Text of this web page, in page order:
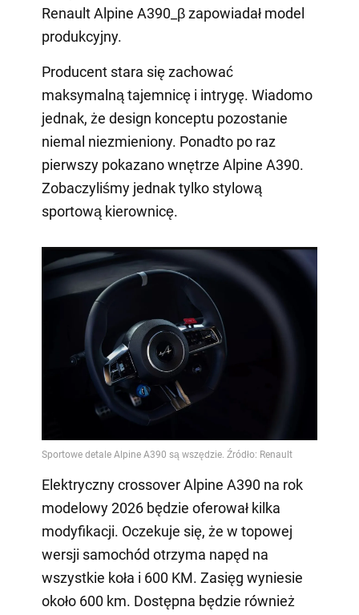
Renault Alpine A390_β zapowiadał model
produkcyjny.
Producent stara się zachować
maksymalną tajemnicę i intrygę. Wiadomo
jednak, że design konceptu pozostanie
niemal niezmieniony. Ponadto po raz
pierwszy pokazano wnętrze Alpine A390.
Zobaczyliśmy jednak tylko stylową
sportową kierownicę.
Elektryczny crossover Alpine A390 na rok
modelowy 2026 będzie oferował kilka
modyfikacji. Oczekuje się, że w topowej
wersji samochód otrzyma napęd na
wszystkie koła i 600 KM. Zasięg wyniesie
około 600 km. Dostępna będzie również